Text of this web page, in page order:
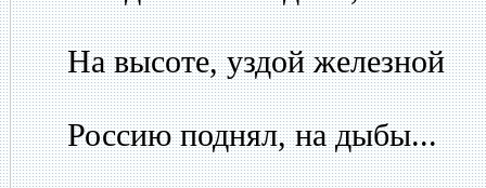
На высоте, уздой железной
Россию поднял, на дыбы...